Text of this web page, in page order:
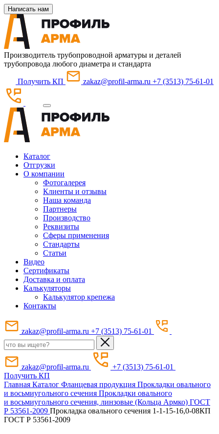
Написать нам
Производитель трубопроводной арматуры и деталей
трубопровода любого диаметра и стандарта
Получить КП zakaz@profil-arma.ru +7 (3513) 75-61-01
Каталог
Отгрузки
О компании
Фотогалерея
Клиенты и отзывы
Наша команда
Партнеры
Производство
Реквизиты
Сферы применения
Стандарты
Статьи
Видео
Сертификаты
Доставка и оплата
Калькуляторы
Калькулятор крепежа
Контакты
zakaz@profil-arma.ru +7 (3513) 75-61-01
zakaz@profil-arma.ru
+7 (3513) 75-61-01
Получить КП
Главная Каталог Фланцевая продукция Прокладки овального
и восьмиугольного сечения Прокладки овального
и восьмиугольного сечения, линзовые (Кольца Армко) ГОСТ
Р 53561-2009 Прокладка овального сечения 1-1-15-16,0-08КП
ГОСТ Р 53561-2009